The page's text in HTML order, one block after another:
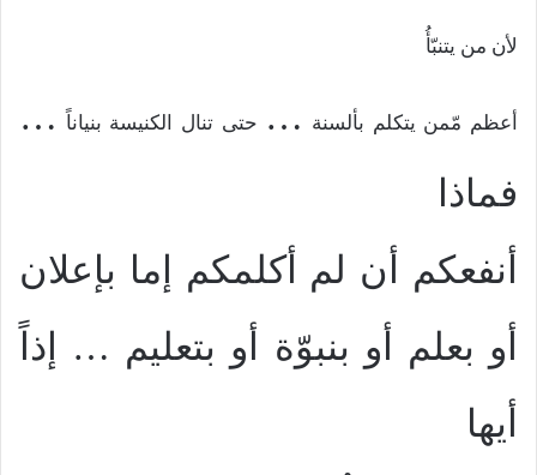
لأن من يتنبّأُ
أعظم مّمن يتكلم بألسنة … حتى تنال الكنيسة بنياناً …
فماذا
أنفعكم أن لم أكلمكم إما بإعلان
أو بعلم أو بنبوّة أو بتعليم … إذاً
أيها